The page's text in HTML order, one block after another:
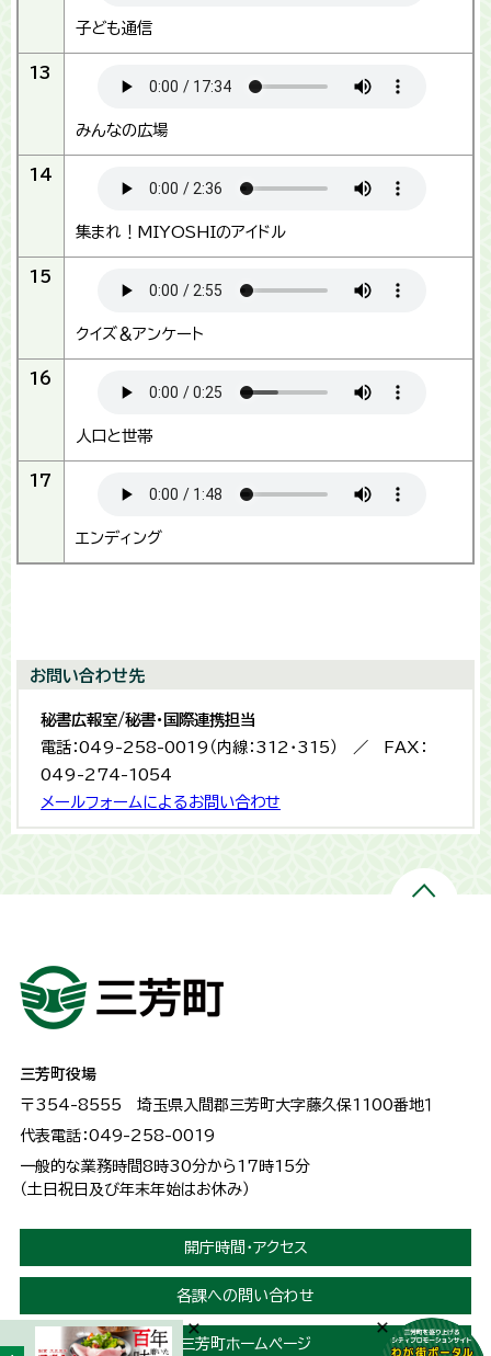
子ども通信
13
みんなの広場
14
集まれ！MIYOSHIのアイドル
15
クイズ＆アンケート
16
人口と世帯
17
エンディング
お問い合わせ先
秘書広報室/秘書・国際連携担当
電話：049-258-0019（内線：312・315） ／ FAX：
049-274-1054
メールフォームによるお問い合わせ
三芳町役場
〒354-8555 埼玉県入間郡三芳町大字藤久保1100番地１
代表電話：049-258-0019
一般的な業務時間8時30分から17時15分
（土日祝日及び年末年始はお休み）
開庁時間・アクセス
各課への問い合わせ
三芳町ホームページ